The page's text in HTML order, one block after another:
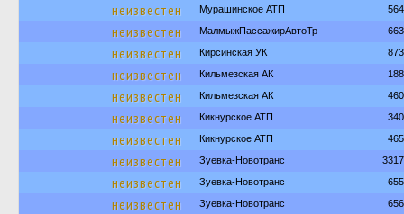
неизвестен Мурашинское АТП
неизвестен МалмыжПассажирАвтоТр
неизвестен Кирсинская УК
неизвестен Кильмезская АК
неизвестен Кильмезская АК
неизвестен Кикнурское АТП
неизвестен Кикнурское АТП
неизвестен Зуевка-Новотранс
неизвестен Зуевка-Новотранс
неизвестен Зуевка-Новотранс